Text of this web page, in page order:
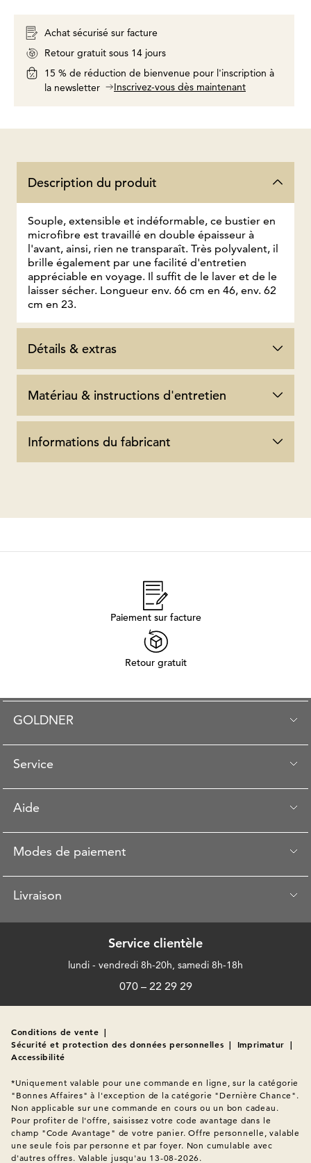
Achat sécurisé sur facture
Retour gratuit sous 14 jours
15 % de réduction de bienvenue pour l'inscription à
la newsletter
Inscrivez-vous dès maintenant
Description du produit
Souple, extensible et indéformable, ce bustier en
microfibre est travaillé en double épaisseur à
l'avant, ainsi, rien ne transparaît. Très polyvalent, il
brille également par une facilité d'entretien
appréciable en voyage. Il suffit de le laver et de le
laisser sécher. Longueur env. 66 cm en 46, env. 62
cm en 23.
Détails & extras
Matériau & instructions d'entretien
Informations du fabricant
Paiement sur facture
Retour gratuit
GOLDNER
Service
Aide
Modes de paiement
Livraison
Service clientèle
lundi - vendredi 8h-20h, samedi 8h-18h
070 – 22 29 29
Conditions de vente |
Sécurité et protection des données personnelles | Imprimatur |
Accessibilité
*Uniquement valable pour une commande en ligne, sur la catégorie
"Bonnes Affaires" à l'exception de la catégorie "Dernière Chance".
Non applicable sur une commande en cours ou un bon cadeau.
Pour profiter de l'offre, saisissez votre code avantage dans le
champ "Code Avantage" de votre panier. Offre personnelle, valable
une seule fois par personne et par foyer. Non cumulable avec
d'autres offres. Valable jusqu'au 13-08-2026.